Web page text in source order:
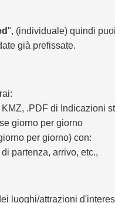
", (individuale) quindi
già prefissate.
.PDF di Indicazioni
giorno per giorno
per giorno) con:
partenza, arrivo, etc.,
luoghi/attrazioni